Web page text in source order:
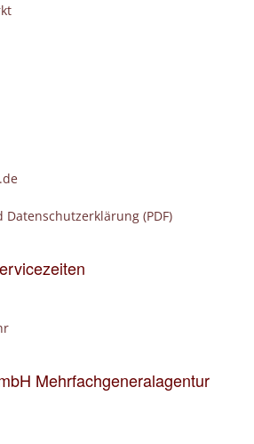
(PDF)
Mehrfachgeneralagentur